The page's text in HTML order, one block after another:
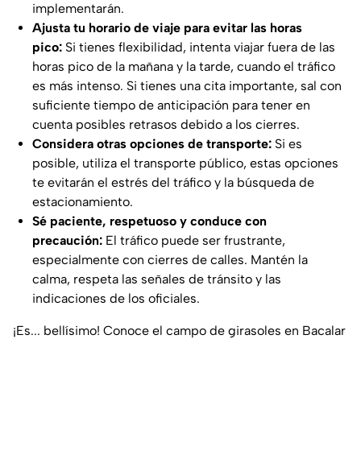
implementarán.
Ajusta tu horario de viaje para evitar las horas
pico: Si tienes flexibilidad, intenta viajar fuera de las
horas pico de la mañana y la tarde, cuando el tráfico
es más intenso. Si tienes una cita importante, sal con
suficiente tiempo de anticipación para tener en
cuenta posibles retrasos debido a los cierres.
Considera otras opciones de transporte: Si es
posible, utiliza el transporte público, estas opciones
te evitarán el estrés del tráfico y la búsqueda de
estacionamiento.
Sé paciente, respetuoso y conduce con
precaución: El tráfico puede ser frustrante,
especialmente con cierres de calles. Mantén la
calma, respeta las señales de tránsito y las
indicaciones de los oficiales.
¡Es... bellísimo! Conoce el campo de girasoles en Bacalar